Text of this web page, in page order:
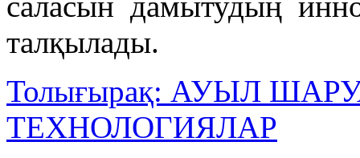
талқылады.
Толығырақ: АУЫЛ
ТЕХНОЛОГИЯЛАР